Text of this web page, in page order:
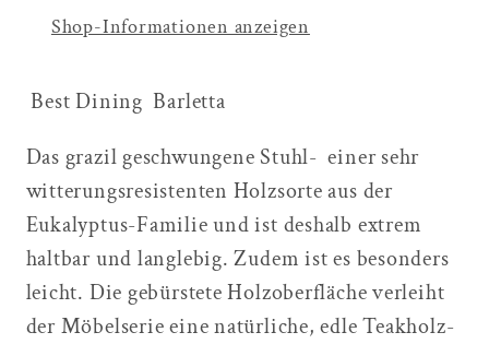
Shop-Informationen anzeigen
Best Dining Barletta
Das grazil geschwungene Stuhl- einer sehr
witterungsresistenten Holzsorte aus der
Eukalyptus-Familie und ist deshalb extrem
haltbar und langlebig. Zudem ist es besonders
leicht. Die gebürstete Holzoberfläche verleiht
der Möbelserie eine natürliche, edle Teakholz-